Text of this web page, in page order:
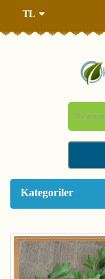
TL
Kategoriler